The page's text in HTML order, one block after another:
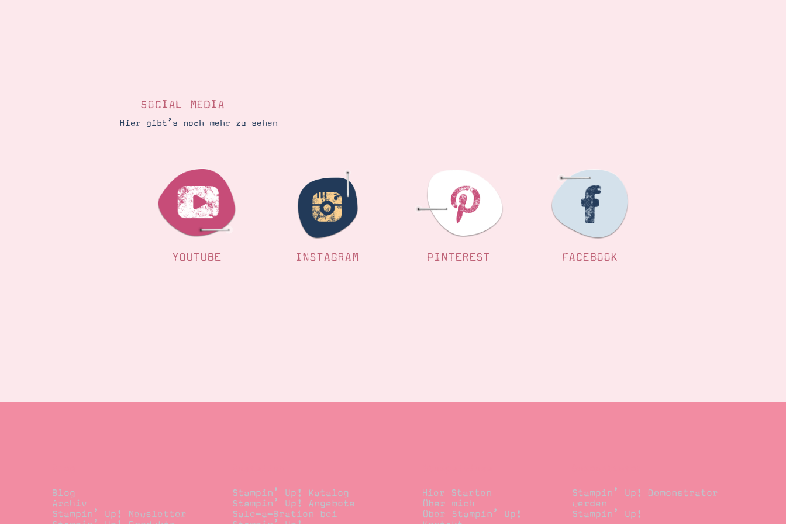
SOCIAL MEDIA
Hier gibt’s noch mehr zu sehen
YOUTUBE INSTAGRAM PINTEREST FACEBOOK
Blog
Archiv
Stampin’ Up! Newsletter
Stampin’ Up! Katalog
Stampin’ Up! Angebote
Sale-a-Bration bei
Hier Starten
Über mich
Über Stampin’ Up!
Stampin’ Up! Demonstrator
werden
Stampin’ Up!